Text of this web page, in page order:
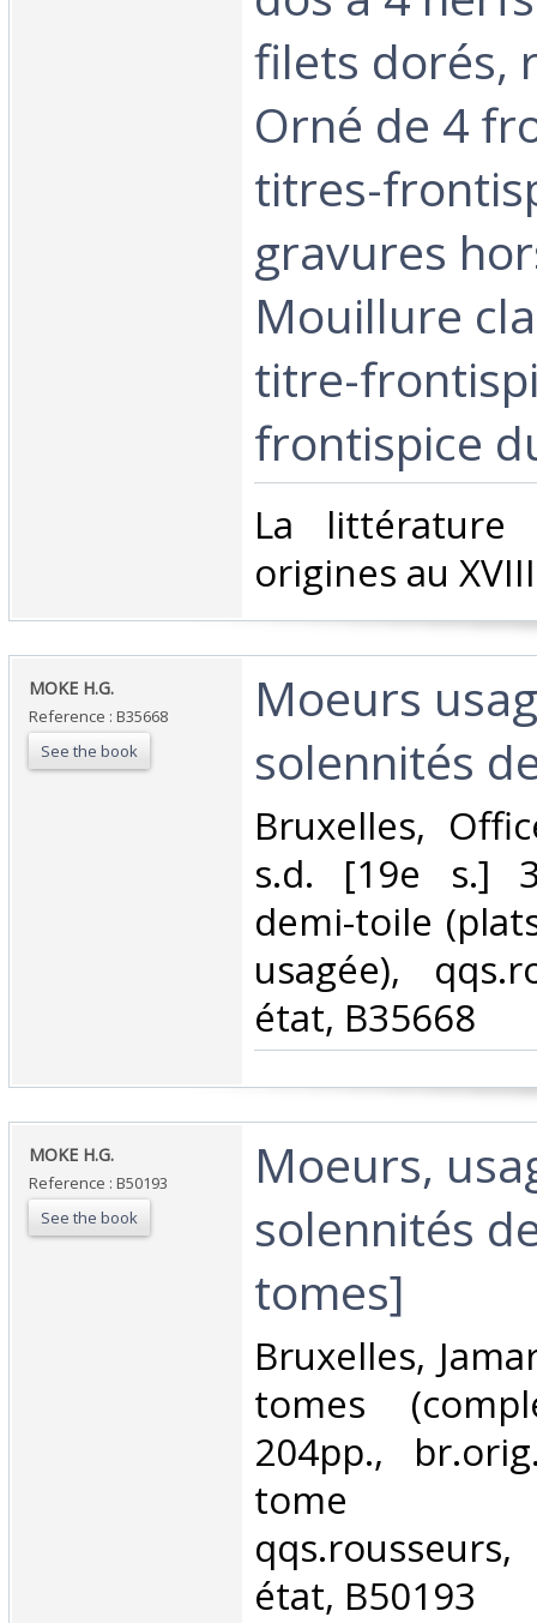
filets dorés,
Orné de 4
titres-
gravures
Mouillure
titre-
frontispice
‎La littérature
origines au
‎MOKE H.G.‎
Reference : B35668
See the book
‎Moeurs
solennités
‎Bruxelles,
s.d. [19e s.]
demi-toile
usagée),
état, B35668‎
‎MOKE H.G.‎
Reference : B50193
See the book
‎Moeurs,
solennités
tomes]‎
‎Bruxelles,
tomes
204pp.,
tome
état, B50193‎